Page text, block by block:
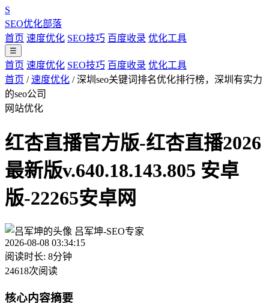
S
SEO优化部落
首页 速度优化 SEO技巧 百度收录 优化工具
☰
首页 速度优化 SEO技巧 百度收录 优化工具
首页 / 速度优化 / 深圳seo关键词排名优化排行榜，深圳有实力
的seo公司
网站优化
红杏直播官方版-红杏直播2026
最新版v.640.18.143.805 安卓
版-22265安卓网
吕军坤-SEO专家
2026-08-08 03:34:15
阅读时长: 8分钟
24618次阅读
核心内容摘要